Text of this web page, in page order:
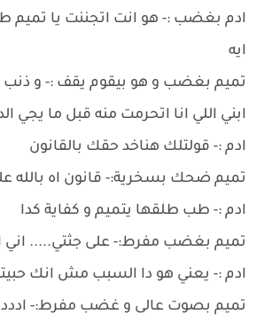
ادم بغضب :- هو انت اتجننت يا تميم
ايه
تميم بغضب و هو بيقوم يقف :- و ذنب
ابني اللي انا اتحرمت منه قبل ما يجي
ادم :- قولتلك هناخد حقك بالقانون
تميم ضحك بسخرية:- قانون اه بالله
ادم :- طب طلقها يتميم و كفاية كدا
تميم بغضب مفرط:- على جثتي..... اني
ادم :- يعني هو دا السبب مش انك
تميم بصوت عالى و غضب مفرط:-